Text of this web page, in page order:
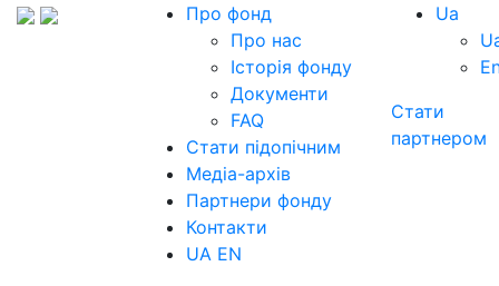
Про фонд
Про нас
Історія фонду
Документи
FAQ
Стати підопічним
Медіа-архів
Партнери фонду
Контакти
UA EN
Ua
Стати
партнером